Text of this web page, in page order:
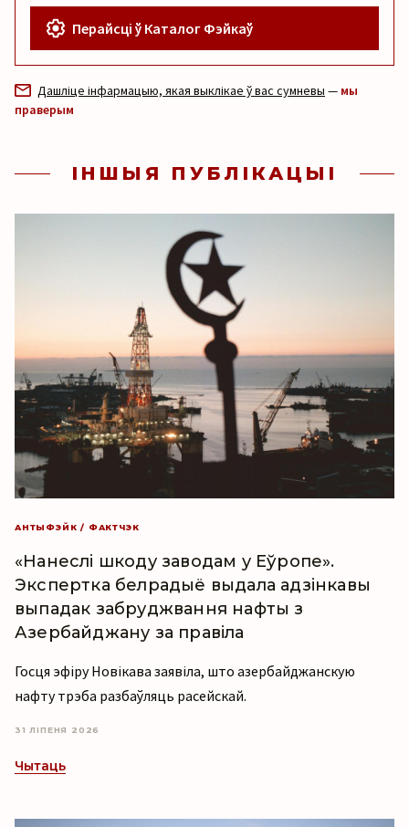
Перайсці ў Каталог Фэйкаў
Дашліце інфармацыю, якая выклікае ў вас сумневы — мы
праверым
ІНШЫЯ ПУБЛІКАЦЫІ
АНТЫФЭЙК / ФАКТЧЭК
«Нанеслі шкоду заводам у Еўропе».
Экспертка белрадыё выдала адзінкавы
выпадак забруджвання нафты з
Азербайджану за правіла
Госця эфіру Новікава заявіла, што азербайджанскую
нафту трэба разбаўляць расейскай.
31 ЛІПЕНЯ 2026
Чытаць